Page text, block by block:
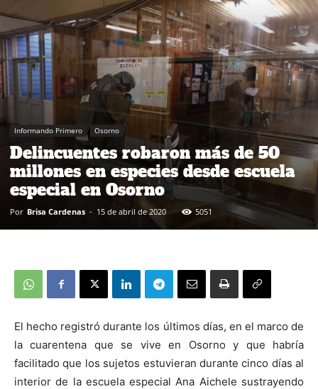
Informando Primero Osorno
Delincuentes robaron más de 50
millones en especies desde escuela
especial en Osorno
Por Brisa Cardenas - 15 de abril de 2020 5051
El hecho registró durante los últimos días, en el marco de
la cuarentena que se vive en Osorno y que habría
facilitado que los sujetos estuvieran durante cinco días al
interior de la escuela especial Ana Aichele sustrayendo